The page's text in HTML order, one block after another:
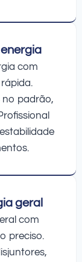
com
no padrão,
geral
com
preciso.